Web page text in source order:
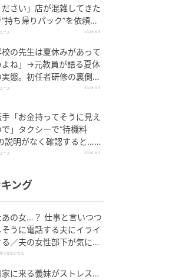
ださい」店が混雑してきた
持ち帰りパック”を依頼す
店員の対応”に「今でも腹
ース 2026.8.5
校の先生は夏休みがあって
よね」→元教員が語る夏休
実態。初任者研修の裏側に
も思い出す」
ース 2026.8.5
「お金持ってそうに見え
で」タクシーで“待機料
説明がなく確認すると…運
“失礼な一言”に「複雑な
ース 2026.8.5
ング
あの女…？ 仕事と言いつつ
うに電話する夫にイライ
る／夫の女性部下が気にな
）【夫婦の危機 まんが】
下が気になる
家に来る義妹がストレス…